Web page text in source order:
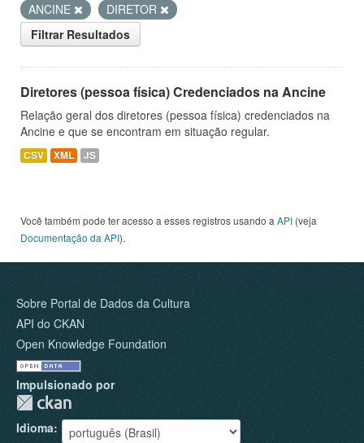
ANCINE
DIRETOR
Filtrar Resultados
Diretores (pessoa física) Credenciados na Ancine
Relação geral dos diretores (pessoa física) credenciados na
Ancine e que se encontram em situação regular.
CSV XML JS
Você também pode ter acesso a esses registros usando a API (veja
Documentação da API).
Sobre Portal de Dados da Cultura
API do CKAN
Open Knowledge Foundation
Impulsionado por
Idioma